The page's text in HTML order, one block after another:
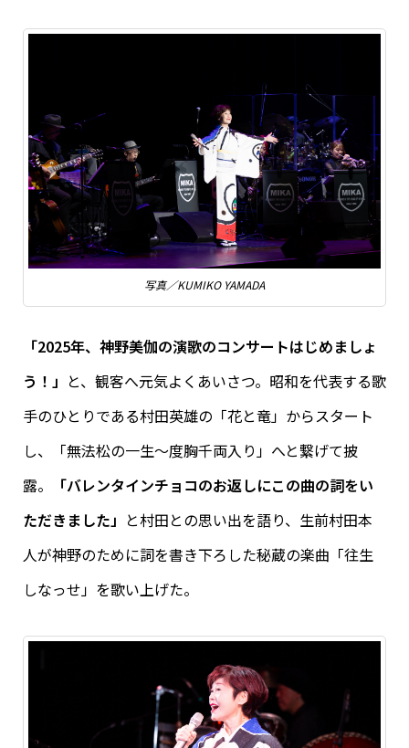
写真／KUMIKO YAMADA
「2025年、神野美伽の演歌のコンサートはじめましょ
う！」 と、観客へ元気よくあいさつ。昭和を代表する歌
手のひとりである村田英雄の「花と竜」からスタート
し、「無法松の一生～度胸千両入り」へと繋げて披
露。
「バレンタインチョコのお返しにこの曲の詞をい
ただきました」 と村田との思い出を語り、生前村田本
人が神野のために詞を書き下ろした秘蔵の楽曲「往生
しなっせ」を歌い上げた。